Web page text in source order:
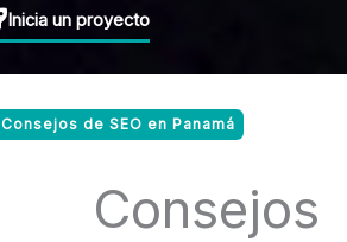
Inicia un proyecto
Consejos de SEO en Panamá
Consejos